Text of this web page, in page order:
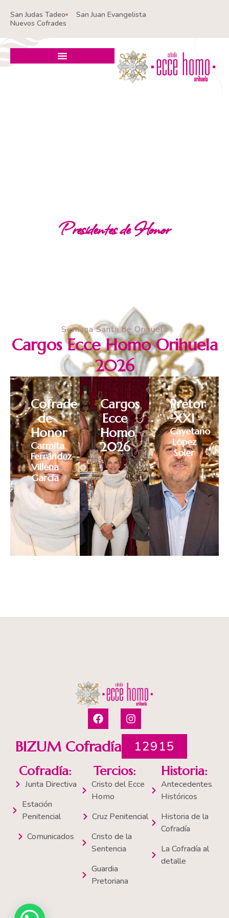
San Judas Tadeo
San Juan Evangelista
Nuevos Cofrades
Presidentes de Honor
Semana Santa de Orihuela
Cargos Ecce Homo Orihuela
2026
Carmita
Ferrández-
Villena
García
Cofrade
de
Honor
Cargos
Ecce
Homo
2026
Cayetano
López
Soler
Pretor
XXI
F
a
c
e
b
o
o
k
I
n
s
r
a
12915
BIZUM Cofradía
Cofradía:
Junta Directiva
Estación
Penitencial
Comunicados
Tercios:
Cristo del Ecce
Homo
Cruz Penitencial
Cristo de la
Sentencia
Guardia
Pretoriana
Historia:
Antecedentes
Históricos
Historia de la
Cofradía
La Cofradía al
detalle